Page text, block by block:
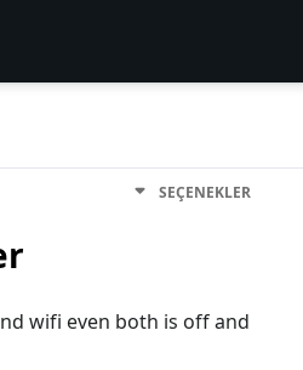
SEÇENEKLER
wifi even both is off and